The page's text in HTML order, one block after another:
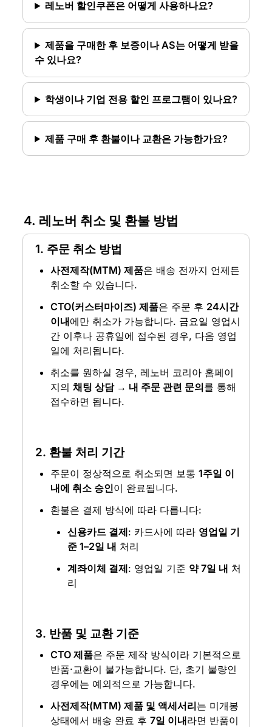
레노버 할인쿠폰은 어떻게 사용하나요?
제품을 구매한 후 보증이나 AS는 어떻게 받을
수 있나요?
학생이나 기업 전용 할인 프로그램이 있나요?
제품 구매 후 환불이나 교환은 가능한가요?
4. 레노버 취소 및 환불 방법
1. 주문 취소 방법
사전제작(MTM) 제품은 배송 전까지 언제든
취소할 수 있습니다.
CTO(커스터마이즈) 제품은 주문 후 24시간
이내에만 취소가 가능합니다. 금요일 영업시
간 이후나 공휴일에 접수된 경우, 다음 영업
일에 처리됩니다.
취소를 원하실 경우, 레노버 코리아 홈페이
지의 채팅 상담 → 내 주문 관련 문의를 통해
접수하면 됩니다.
2. 환불 처리 기간
주문이 정상적으로 취소되면 보통 1주일 이
내에 취소 승인이 완료됩니다.
환불은 결제 방식에 따라 다릅니다:
신용카드 결제: 카드사에 따라 영업일 기
준 1–2일 내 처리
계좌이체 결제: 영업일 기준 약 7일 내 처
리
3. 반품 및 교환 기준
CTO 제품은 주문 제작 방식이라 기본적으로
반품·교환이 불가능합니다. 단, 초기 불량인
경우에는 예외적으로 가능합니다.
사전제작(MTM) 제품 및 액세서리는 미개봉
상태에서 배송 완료 후 7일 이내라면 반품이